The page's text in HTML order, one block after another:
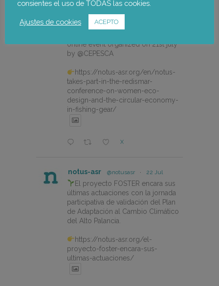
Our colleague Lorena Pajares, from
@NOTUSasr , adressed this
online event organized on 21st july
by @CEPESCA
https://notus-asr.org/en/notus-
takes-part-in-the-redismar-
conference-on-women-eco-
design-and-the-circular-economy-
in-fishing-gear/
X
notus-asr @notusasr · 22 Jul
El proyecto FOSTER encara sus
últimas actuaciones con la jornada
participativa de validación del Plan
de Adaptación al Cambio Climático
del Alto Palancia.
https://notus-asr.org/el-
proyecto-foster-encara-sus-
ultimas-actuaciones/
consientes el uso de TODAS las cookies.
Ajustes de cookies ACEPTO